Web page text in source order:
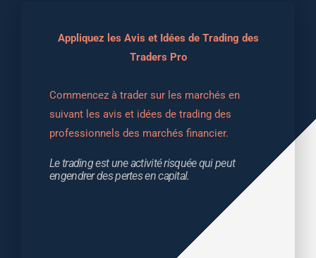
Appliquez les Avis et Idées de Trading des
Traders Pro
Commencez à trader sur les marchés en
suivant les avis et idées de trading des
professionnels des marchés financier.
Le trading est une activité risquée qui peut
engendrer des pertes en capital.